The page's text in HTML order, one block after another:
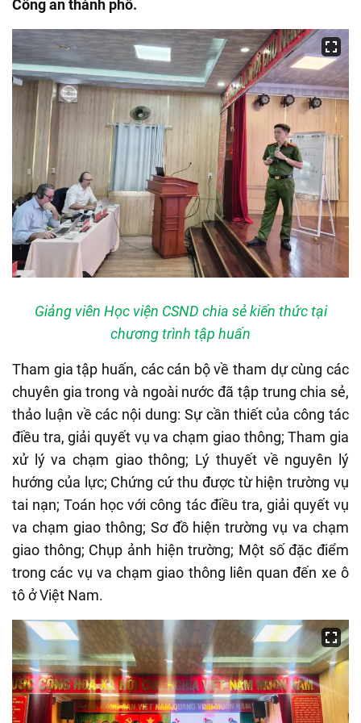
Công an thành phố.
Giảng viên Học viện CSND chia sẻ kiến thức tại
chương trình tập huấn
Tham gia tập huấn, các cán bộ về tham dự cùng các
chuyên gia trong và ngoài nước đã tập trung chia sẻ,
thảo luận về các nội dung: Sự cần thiết của công tác
điều tra, giải quyết vụ va chạm giao thông; Tham gia
xử lý va chạm giao thông; Lý thuyết về nguyên lý
hướng của lực; Chứng cứ thu được từ hiện trường vụ
tai nạn; Toán học với công tác điều tra, giải quyết vụ
va chạm giao thông; Sơ đồ hiện trường vụ va chạm
giao thông; Chụp ảnh hiện trường; Một số đặc điểm
trong các vụ va chạm giao thông liên quan đến xe ô
tô ở Việt Nam.